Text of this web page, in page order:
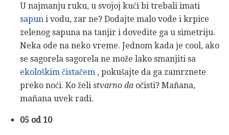
U najmanju ruku, u svojoj kući bi trebali imati
sapun i vodu, zar ne? Dodajte malo vode i krpice
zelenog sapuna na tanjir i dovedite ga u simetriju.
Neka ode na neko vreme. Jednom kada je cool, ako
se sagorela sagorela ne može lako smanjiti sa
ekološkim čistačem , pokušajte da ga zamrznete
preko noći. Ko želi stvarno da očisti? Mañana,
mañana uvek radi.
05 od 10